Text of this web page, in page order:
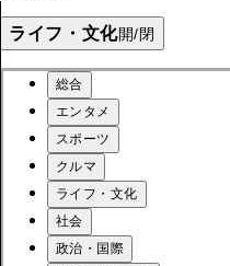
ライフ・文化開/閉
総合
エンタメ
スポーツ
クルマ
ライフ・文化
社会
政治・国際